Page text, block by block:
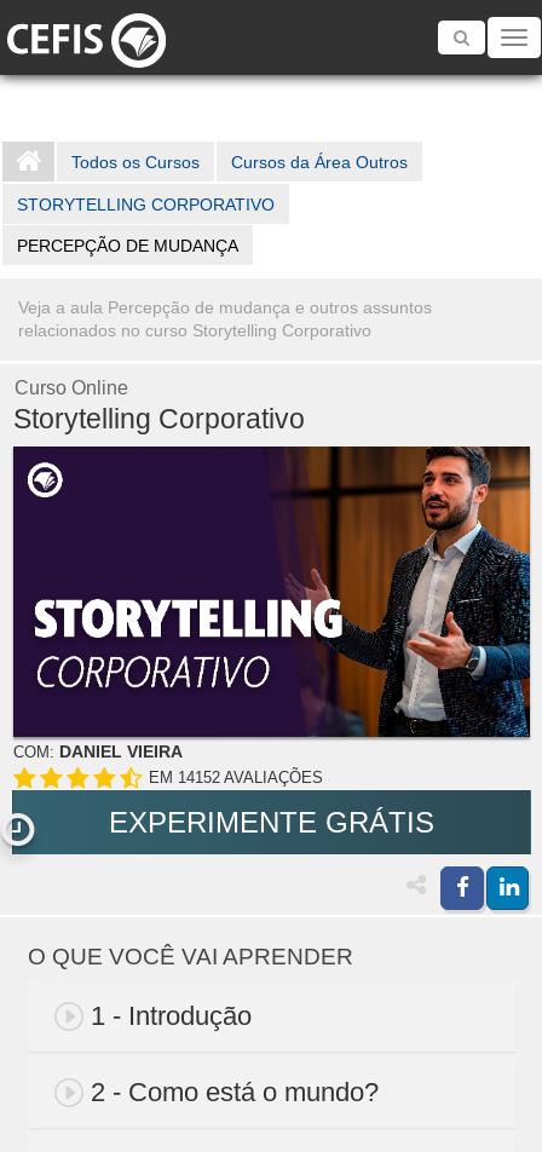
Toggle
Todos os Cursos Cursos da Área Outros
STORYTELLING CORPORATIVO
PERCEPÇÃO DE MUDANÇA
Veja a aula Percepção de mudança e outros assuntos
relacionados no curso Storytelling Corporativo
Curso Online
Storytelling Corporativo
COM: DANIEL VIEIRA
EM 14152 AVALIAÇÕES
EXPERIMENTE GRÁTIS
O QUE VOCÊ VAI APRENDER
1 - Introdução
2 - Como está o mundo?